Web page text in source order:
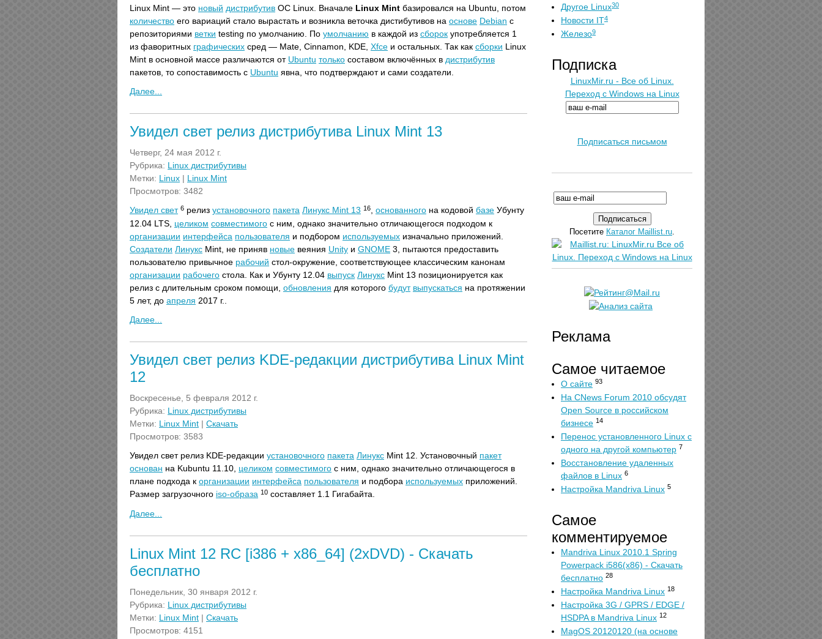
Linux Mint — это новый дистрибутив ОС Linux. Вначале Linux Mint базировался на Ubuntu, потом
количество его вариаций стало вырастать и возникла веточка дистибутивов на основе Debian c
репозиториями ветки testing по умолчанию. По умолчанию в каждой из сборок употребляется 1
из фаворитных графических сред — Mate, Cinnamon, KDE, Xfce и остальных. Так как сборки Linux
Mint в основной массе различаются от Ubuntu только составом включённых в дистрибутив
пакетов, то сопоставимость с Ubuntu явна, что подтверждают и сами создатели.
Далее...
Увидел свет релиз дистрибутива Linux Mint 13
Четверг, 24 мая 2012 г.
Рубрика: Linux дистрибутивы
Метки: Linux | Linux Mint
Просмотров: 3482
Увидел свет 6 релиз установочного пакета Линукс Mint 13 16 основанного на кодовой базе Убунту
12.04 LTS, целиком совместимого с ним, однако значительно отличающегося подходом к
организации интерфейса пользователя и подбором используемых изначально приложений.
Создатели Линукс Mint, не приняв новые веяния Unity и GNOME 3, пытаются предоставить
пользователю привычное рабочий стол-окружение, соответствующее классическим канонам
организации рабочего стола. Как и Убунту 12.04 выпуск Линукс Mint 13 позиционируется как
релиз с длительным сроком помощи, обновления для которого будут выпускаться на протяжении
5 лет, до апреля 2017 г..
Далее...
Увидел свет релиз KDE-редакции дистрибутива Linux Mint
12
Воскресенье, 5 февраля 2012 г.
Рубрика: Linux дистрибутивы
Метки: Linux Mint | Скачать
Просмотров: 3583
Увидел свет релиз KDE-редакции установочного пакета Линукс Mint 12. Установочный пакет
основан на Kubuntu 11.10, целиком совместимого с ним, однако значительно отличающегося в
плане подхода к организации интерфейса пользователя и подбора используемых приложений.
Размер загрузочного iso-образа 10 составляет 1.1 Гигабайта.
Далее...
Linux Mint 12 RC [i386 + x86_64] (2xDVD) - Скачать
бесплатно
Понедельник, 30 января 2012 г.
Рубрика: Linux дистрибутивы
Метки: Linux Mint | Скачать
Просмотров: 4151
Другое Linux30
Новости IT4
Железо9
Подписка
LinuxMir.ru - Все об Linux.
Переход с Windows на Linux
Подписаться письмом
Посетите Каталог Maillist.ru.
Реклама
Самое читаемое
О сайте 93
На CNews Forum 2010 обсудят
Open Source в российском
бизнесе 14
Перенос установленного Linux с
одного на другой компьютер 7
Восстановление удаленных
файлов в Linux 6
Настройка Mandriva Linux 5
Самое
комментируемое
Mandriva Linux 2010.1 Spring
Powerpack i586(x86) - Скачать
бесплатно 28
Настройка Mandriva Linux 18
Настройка 3G / GPRS / EDGE /
HSDPA в Mandriva Linux 12
MagOS 20120120 (на основе